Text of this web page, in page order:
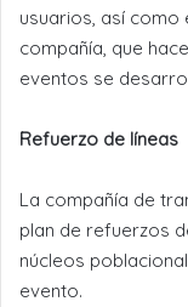
usuarios, así como
compañía, que
eventos se
Refuerzo de líneas
La compañía de
plan de refuerzos
núcleos
evento.